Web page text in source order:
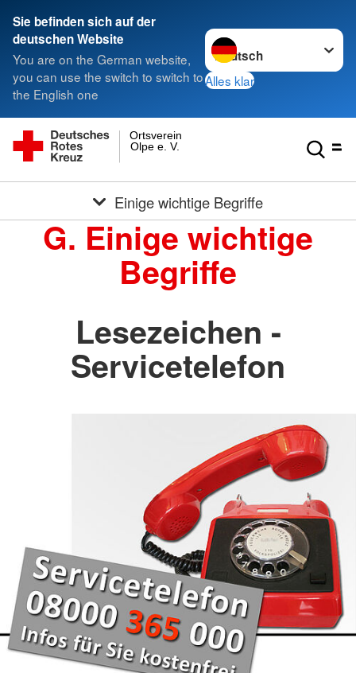
Sie befinden sich auf der
deutschen Website
You are on the German website,
you can use the switch to switch to
the English one
Sprache wechseln zu
Alles klar
Olpe e. V.
Ortsverein
Einige wichtige Begriffe
G. Einige wichtige
Begriffe
Lesezeichen -
Servicetelefon